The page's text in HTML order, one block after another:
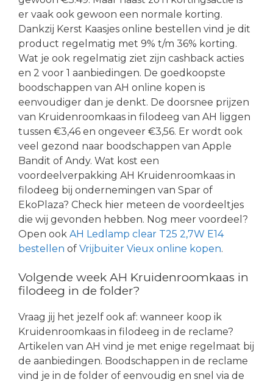
er vaak ook gewoon een normale korting.
Dankzij Kerst Kaasjes online bestellen vind je dit
product regelmatig met 9% t/m 36% korting.
Wat je ook regelmatig ziet zijn cashback acties
en 2 voor 1 aanbiedingen. De goedkoopste
boodschappen van AH online kopen is
eenvoudiger dan je denkt. De doorsnee prijzen
van Kruidenroomkaas in filodeeg van AH liggen
tussen €3,46 en ongeveer €3,56. Er wordt ook
veel gezond naar boodschappen van Apple
Bandit of Andy. Wat kost een
voordeelverpakking AH Kruidenroomkaas in
filodeeg bij ondernemingen van Spar of
EkoPlaza? Check hier meteen de voordeeltjes
die wij gevonden hebben. Nog meer voordeel?
Open ook AH Ledlamp clear T25 2,7W E14
bestellen of Vrijbuiter Vieux online kopen.
Volgende week AH Kruidenroomkaas in
filodeeg in de folder?
Vraag jij het jezelf ook af: wanneer koop ik
Kruidenroomkaas in filodeeg in de reclame?
Artikelen van AH vind je met enige regelmaat bij
de aanbiedingen. Boodschappen in de reclame
vind je in de folder of eenvoudig en snel via de